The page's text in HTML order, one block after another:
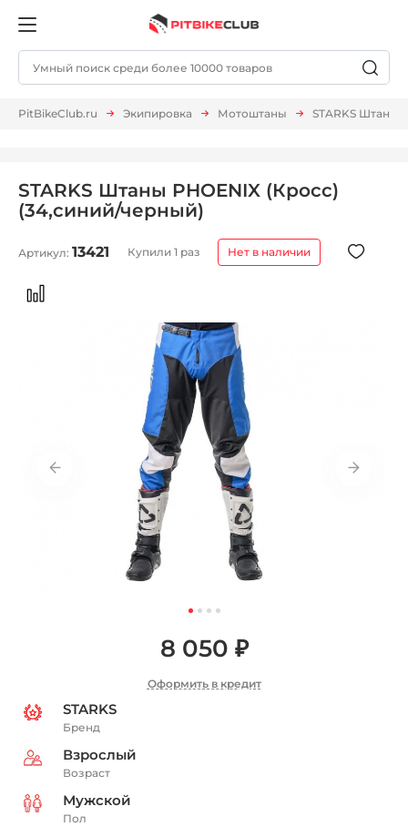
PitBikeClub.ru Экипировка Мотоштаны STARKS Штаны
STARKS Штаны PHOENIX (Кросс)
(34,синий/черный)
Артикул: 13421 Купили 1 раз Нет в наличии
8 050 ₽
Оформить в кредит
STARKS
Бренд
Взрослый
Возраст
Мужской
Пол